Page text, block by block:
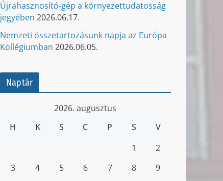
Újrahasznosító-gép a környezettudatosság
jegyében 2026.06.17.
Nemzeti összetartozásunk napja az Európa
Kollégiumban 2026.06.05.
Naptár
2026. augusztus
H
K S C P S V
1
2
3
4 5 6 7 8
9